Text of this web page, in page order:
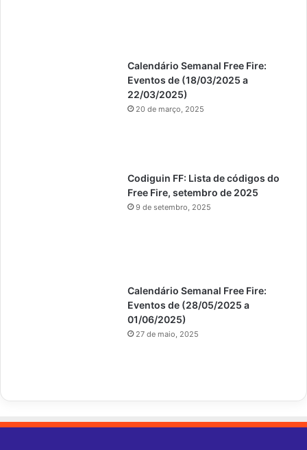
Calendário Semanal Free Fire:
Eventos de (18/03/2025 a
22/03/2025)
20 de março, 2025
Codiguin FF: Lista de códigos do
Free Fire, setembro de 2025
9 de setembro, 2025
Calendário Semanal Free Fire:
Eventos de (28/05/2025 a
01/06/2025)
27 de maio, 2025